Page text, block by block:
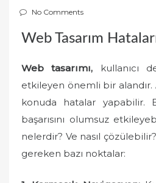
o
t
d
o
No Comments
Web Tasarım
Web tasarımı, kullanıcı
etkileyen önemli bir
konuda hatalar yapabilir.
başarısını olumsuz
nelerdir? Ve nasıl
gereken bazı noktalar: